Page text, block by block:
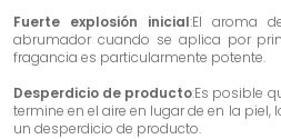
Fuerte explosión inicial:El aroma
abrumador cuando se aplica por
fragancia es particularmente potente.
Desperdicio de producto:Es posible
termine en el aire en lugar de en la
un desperdicio de producto.